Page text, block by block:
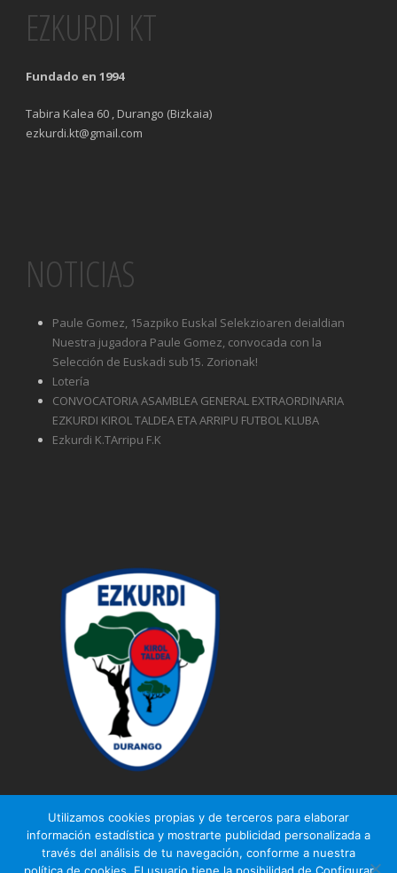
EZKURDI KT
Fundado en 1994
Tabira Kalea 60 , Durango (Bizkaia)
ezkurdi.kt@gmail.com
NOTICIAS
Paule Gomez, 15azpiko Euskal Selekzioaren deialdian
Nuestra jugadora Paule Gomez, convocada con la
Selección de Euskadi sub15. Zorionak!
Lotería
CONVOCATORIA ASAMBLEA GENERAL EXTRAORDINARIA
EZKURDI KIROL TALDEA ETA ARRIPU FUTBOL KLUBA
Ezkurdi K.TArripu F.K
© Ezkurdi KT
Utilizamos cookies propias y de terceros para elaborar
información estadística y mostrarte publicidad personalizada a
través del análisis de tu navegación, conforme a nuestra